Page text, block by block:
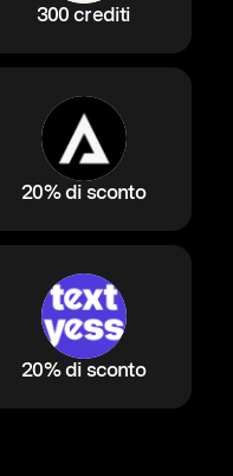
300 crediti
20% di sconto
20% di sconto